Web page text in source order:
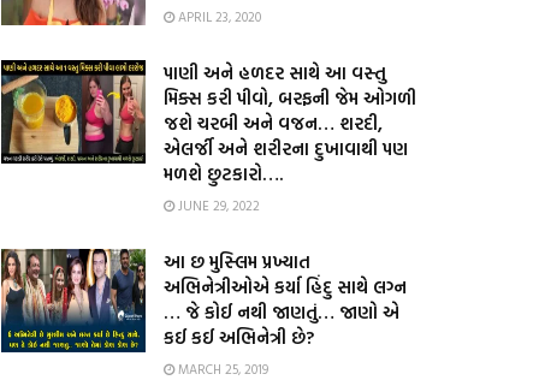
APRIL 23, 2020
પાણી અને હળદર સાથે આ વસ્તુ
મિક્સ કરી પીવો, બરફની જેમ ઓગળી
જશે ચરબી અને વજન… શરદી,
એલર્જી અને શરીરના દુખાવાથી પણ
મળશે છુટકારો….
JUNE 29, 2022
આ છ મુસ્લિમ પ્રખ્યાત
અભિનેત્રીઓએ કર્યા હિંદુ સાથે લગ્ન
… જે કોઈ નથી જાણતું… જાણો એ
કઈ કઈ અભિનેત્રી છે?
MARCH 25, 2019